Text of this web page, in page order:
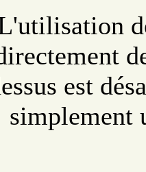
est
simplement